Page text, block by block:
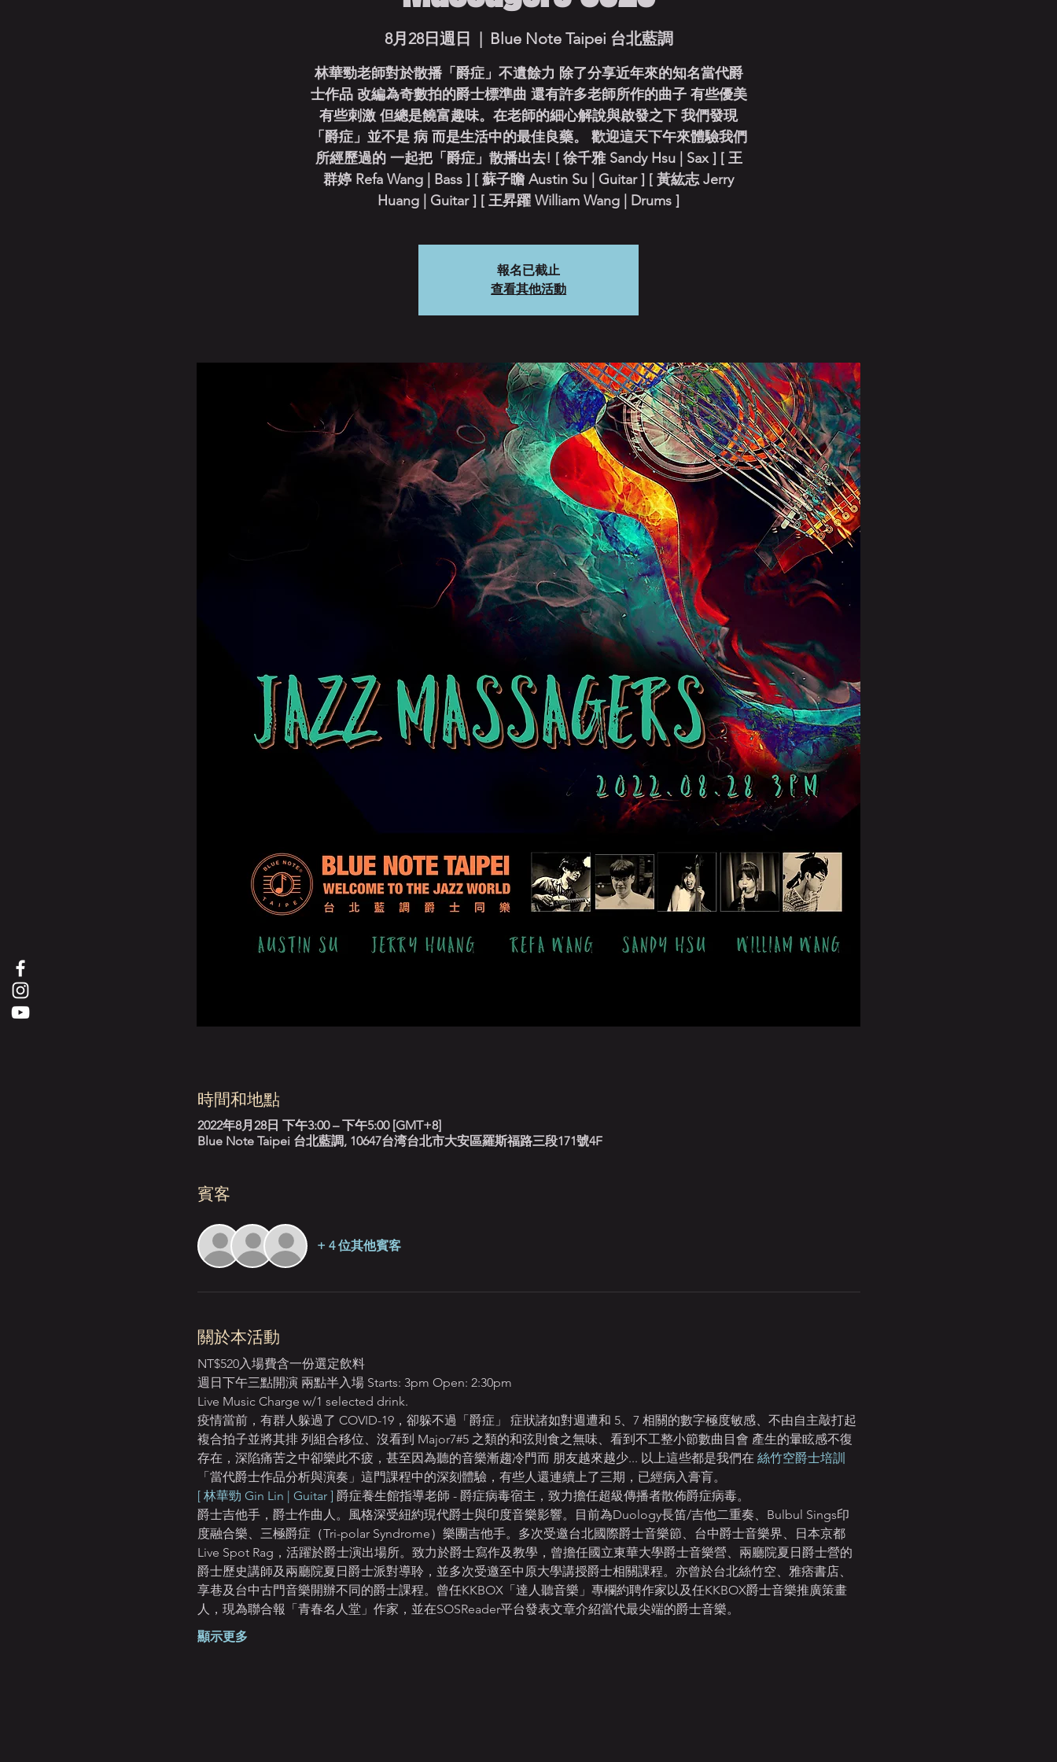
8月28日週日
  |
Blue Note Taipei 台北藍調
林華勁老師對於散播「爵症」不遺餘力 除了分享近年來的知名當代爵
士作品 改編為奇數拍的爵士標準曲 還有許多老師所作的曲子 有些優美
有些刺激 但總是饒富趣味。在老師的細心解說與啟發之下 我們發現
「爵症」並不是 病 而是生活中的最佳良藥。 歡迎這天下午來體驗我們
所經歷過的 一起把「爵症」散播出去! [ 徐千雅 Sandy Hsu | Sax ] [ 王
群婷 Refa Wang | Bass ] [ 蘇子瞻 Austin Su | Guitar ] [ 黃紘志 Jerry
Huang | Guitar ] [ 王昇躍 William Wang | Drums ]
報名已截止
查看其他活動
時間和地點
2022年8月28日 下午3:00 – 下午5:00 [GMT+8]
Blue Note Taipei 台北藍調, 10647台湾台北市大安區羅斯福路三段171號4F
賓客
+ 4 位其他賓客
關於本活動
NT$520入場費含一份選定飲料
週日下午三點開演 兩點半入場 Starts: 3pm Open: 2:30pm
Live Music Charge w/1 selected drink.
疫情當前，有群人躲過了 COVID-19，卻躲不過「爵症」 症狀諸如對週遭和 5、7 相關的數字極度敏感、不由自主敲打起
複合拍子並將其排 列組合移位、沒看到 Major7#5 之類的和弦則食之無味、看到不工整小節數曲目會 產生的暈眩感不復
存在，深陷痛苦之中卻樂此不疲，甚至因為聽的音樂漸趨冷門而 朋友越來越少... 以上這些都是我們在 絲竹空爵士培訓
「當代爵士作品分析與演奏」這門課程中的深刻體驗，有些人還連續上了三期，已經病入膏肓。
[ 林華勁 Gin Lin | Guitar ] 爵症養生館指導老師 - 爵症病毒宿主，致力擔任超級傳播者散佈爵症病毒。
爵士吉他手，爵士作曲人。風格深受紐約現代爵士與印度音樂影響。目前為Duology長笛/吉他二重奏、Bulbul Sings印
度融合樂、三極爵症（Tri-polar Syndrome）樂團吉他手。多次受邀台北國際爵士音樂節、台中爵士音樂界、日本京都
Live Spot Rag，活躍於爵士演出場所。致力於爵士寫作及教學，曾擔任國立東華大學爵士音樂營、兩廳院夏日爵士營的
爵士歷史講師及兩廳院夏日爵士派對導聆，並多次受邀至中原大學講授爵士相關課程。亦曾於台北絲竹空、雅痞書店、
享巷及台中古門音樂開辦不同的爵士課程。曾任KKBOX「達人聽音樂」專欄約聘作家以及任KKBOX爵士音樂推廣策畫
人，現為聯合報「青春名人堂」作家，並在SOSReader平台發表文章介紹當代最尖端的爵士音樂。
顯示更多